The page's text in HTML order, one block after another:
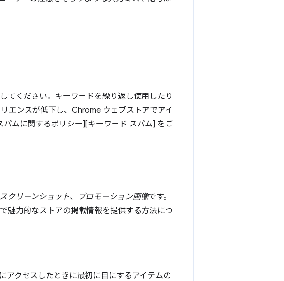
てください。キーワードを繰り返し使用したり
エンスが低下し、Chrome ウェブストアでアイ
ムに関するポリシー][キーワード スパム] をご
スクリーンショット、 プロモーション画像です。
魅力的なストアの掲載情報を提供する方法につ
アクセスしたときに最初に目にするアイテムの